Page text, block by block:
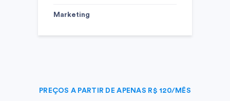
Marketing
PREÇOS A PARTIR DE APENAS R$ 120/MÊS